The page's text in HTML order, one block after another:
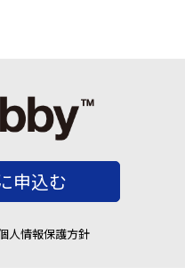
申込む
人情報保護方針